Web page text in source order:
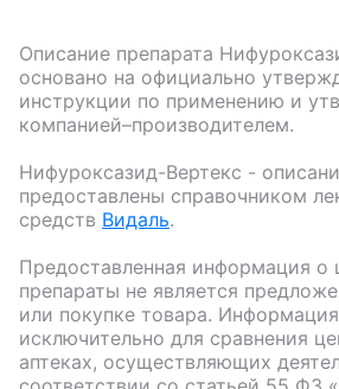
Описание препарата
основано на официально
инструкции по применению и
компанией–производителем.
Нифуроксазид-Вертекс -
предоставлены справочником
средств Видаль.
Предоставленная информация о
препараты не является
или покупке товара.
исключительно для сравнения
аптеках, осуществляющих